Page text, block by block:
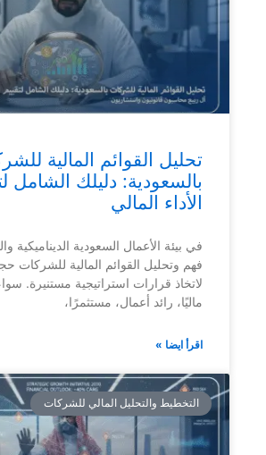
تحليل القوائم المالية
بالسعودية: دليلك الشامل
الأداء المالي
في بيئة الأعمال السعودية الديناميكية
فهم وتحليل القوائم المالية للشركات
لاتخاذ قرارات استراتيجية مستنيرة.
ماليًا، رائد أعمال، مستثمرًا،
اقرأ ايضا »
التخطيط والتحليل المالي للشركات